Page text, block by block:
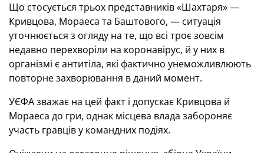
Що стосується трьох представників «Шахтаря» —
Кривцова, Мораеса та Баштового, — ситуація
уточнюється з огляду на те, що всі троє зовсім
недавно перехворіли на коронавірус, й у них в
організмі є антитіла, які фактично унеможливлюють
повторне захворювання в даний момент.
УЄФА зважає на цей факт і допускає Кривцова й
Мораеса до гри, однак місцева влада забороняє
участь гравців у командних подіях.